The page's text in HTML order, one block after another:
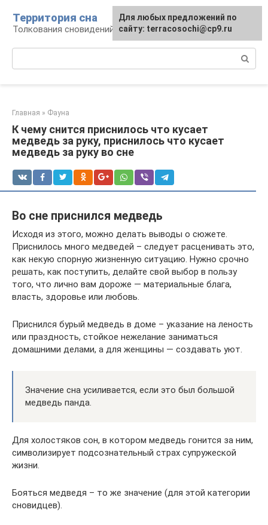
контенту
Территория сна
Толкования сновидений
Главная » Фауна
К чему снится приснилось что кусает
медведь за руку, приснилось что кусает
медведь за руку во сне
Во сне приснился медведь
Исходя из этого, можно делать выводы о сюжете.
Приснилось много медведей – следует расценивать это,
как некую спорную жизненную ситуацию. Нужно срочно
решать, как поступить, делайте свой выбор в пользу
того, что лично вам дороже — материальные блага,
власть, здоровье или любовь.
Приснился бурый медведь в доме – указание на леность
или праздность, стойкое нежелание заниматься
домашними делами, а для женщины — создавать уют.
Значение сна усиливается, если это был большой
медведь панда.
Для холостяков сон, в котором медведь гонится за ним,
символизирует подсознательный страх супружеской
жизни.
Бояться медведя – то же значение (для этой категории
сновидцев).
Для любых предложений по
сайту: terracosochi@cp9.ru